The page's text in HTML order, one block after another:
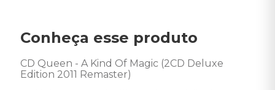
Conheça esse produto
CD Queen - A Kind Of Magic (2CD Deluxe
Edition 2011 Remaster)